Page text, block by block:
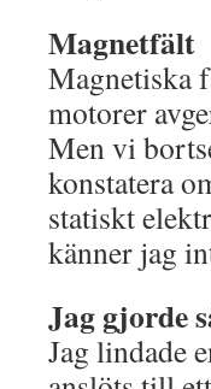
Magnetfält
Magnetiska
motorer
Men vi
konstatera
statiskt
känner jag
Jag gjorde
Jag lindade